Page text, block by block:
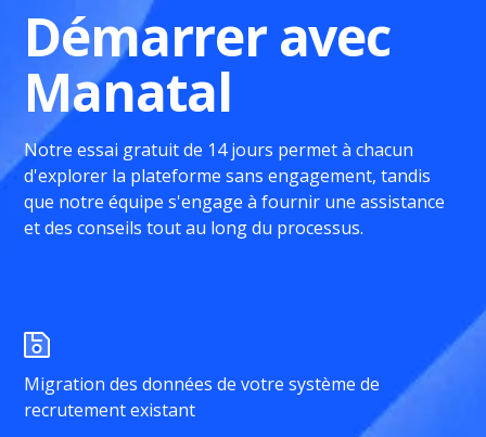
Démarrer avec
Manatal
Notre essai gratuit de 14 jours permet à chacun
d'explorer la plateforme sans engagement, tandis
que notre équipe s'engage à fournir une assistance
et des conseils tout au long du processus.
Migration des données de votre système de
recrutement existant